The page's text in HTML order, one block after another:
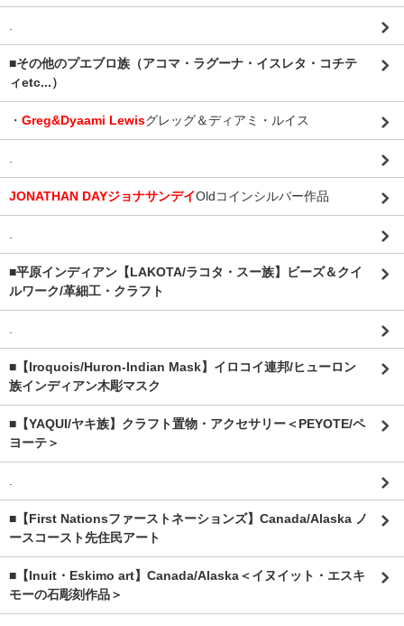
■その他のプエブロ族（アコマ・ラグーナ・イスレタ・コチテ
ィetc...）
・ Greg&Dyaami Lewisグレッグ＆ディアミ・ルイス
JONATHAN DAYジョナサンデイOldコインシルバー作品
■平原インディアン【LAKOTA/ラコタ・スー族】ビーズ＆クイ
ルワーク/革細工・クラフト
■【Iroquois/Huron-Indian Mask】イロコイ連邦/ヒューロン
族インディアン木彫マスク
■【YAQUI/ヤキ族】クラフト置物・アクセサリー＜PEYOTE/ペ
ヨーテ＞
■【First Nationsファーストネーションズ】Canada/Alaska ノ
ースコースト先住民アート
■【Inuit・Eskimo art】Canada/Alaska＜イヌイット・エスキ
モーの石彫刻作品＞